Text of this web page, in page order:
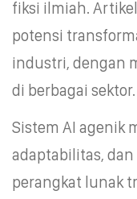
fiksi ilmiah.
potensi
industri, dengan
di berbagai sektor.
Sistem AI agenik
adaptabilitas,
perangkat lunak